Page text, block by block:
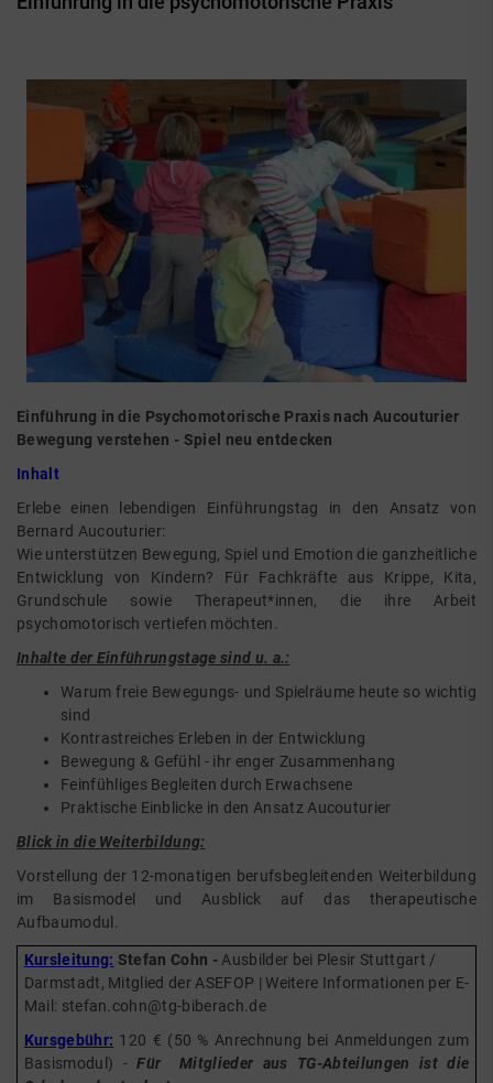
Einführung in die Psychomotorische Praxis nach Aucouturier
Bewegung verstehen - Spiel neu entdecken
Inhalt
Erlebe einen lebendigen Einführungstag in den Ansatz von
Bernard Aucouturier:
Wie unterstützen Bewegung, Spiel und Emotion die ganzheitliche
Entwicklung von Kindern? Für Fachkräfte aus Krippe, Kita,
Grundschule sowie Therapeut*innen, die ihre Arbeit
psychomotorisch vertiefen möchten.
Inhalte der Einführungstage sind u. a.:
Warum freie Bewegungs- und Spielräume heute so wichtig
sind
Kontrastreiches Erleben in der Entwicklung
Bewegung & Gefühl - ihr enger Zusammenhang
Feinfühliges Begleiten durch Erwachsene
Praktische Einblicke in den Ansatz Aucouturier
Blick in die Weiterbildung:
Vorstellung der 12-monatigen berufsbegleitenden Weiterbildung
im Basismodel und Ausblick auf das therapeutische
Aufbaumodul.
Kursleitung: Stefan Cohn -Ausbilder bei Plesir Stuttgart /
Darmstadt, Mitglied der ASEFOP | Weitere Informationen per E-
Mail: stefan.cohn@tg-biberach.de
Kursgebühr: 120 € (50 % Anrechnung bei Anmeldungen zum
Basismodul) -Für Mitglieder aus TG-Abteilungen ist die